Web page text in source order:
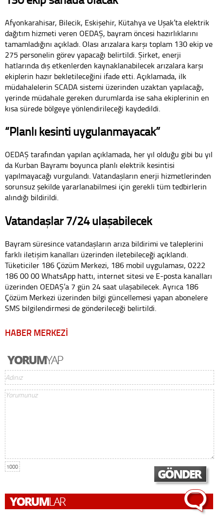
Afyonkarahisar, Bilecik, Eskişehir, Kütahya ve Uşak’ta elektrik
dağıtım hizmeti veren OEDAŞ, bayram öncesi hazırlıklarını
tamamladığını açıkladı. Olası arızalara karşı toplam 130 ekip ve
275 personelin görev yapacağı belirtildi. Şirket, enerji
hatlarında dış etkenlerden kaynaklanabilecek arızalara karşı
ekiplerin hazır bekletileceğini ifade etti. Açıklamada, ilk
müdahalelerin SCADA sistemi üzerinden uzaktan yapılacağı,
yerinde müdahale gereken durumlarda ise saha ekiplerinin en
kısa sürede bölgeye yönlendirileceği kaydedildi.
“Planlı kesinti uygulanmayacak”
OEDAŞ tarafından yapılan açıklamada, her yıl olduğu gibi bu yıl
da Kurban Bayramı boyunca planlı elektrik kesintisi
yapılmayacağı vurgulandı. Vatandaşların enerji hizmetlerinden
sorunsuz şekilde yararlanabilmesi için gerekli tüm tedbirlerin
alındığı bildirildi.
Vatandaşlar 7/24 ulaşabilecek
Bayram süresince vatandaşların arıza bildirimi ve taleplerini
farklı iletişim kanalları üzerinden iletebileceği açıklandı.
Tüketiciler 186 Çözüm Merkezi, 186 mobil uygulaması, 0222
186 00 00 WhatsApp hattı, internet sitesi ve E-posta kanalları
üzerinden OEDAŞ’a 7 gün 24 saat ulaşabilecek. Ayrıca 186
Çözüm Merkezi üzerinden bilgi güncellemesi yapan abonelere
SMS bilgilendirmesi de gönderileceği belirtildi.
HABER MERKEZİ
1000